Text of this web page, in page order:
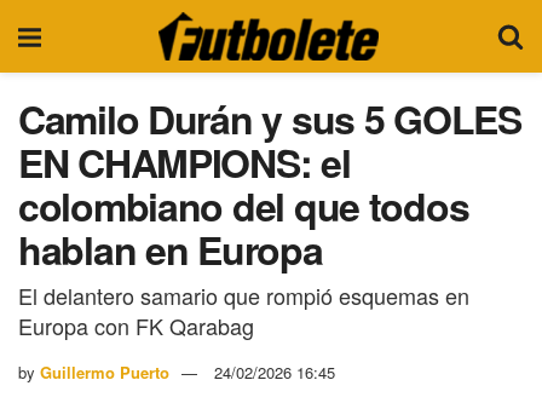
Camilo Durán y sus 5 GOLES
EN CHAMPIONS: el
colombiano del que todos
hablan en Europa
El delantero samario que rompió esquemas en
Europa con FK Qarabag
by Guillermo Puerto 24/02/2026 16:45